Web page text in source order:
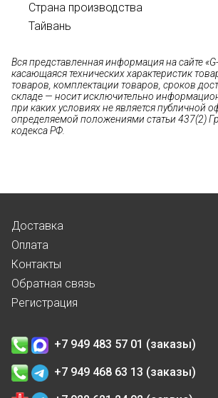
Страна производства
Тайвань
Вся представленная информация на сайте
касающаяся технических характеристик
товаров, комплектации товаров, сроков
складе — носит исключительно
при каких условиях не является публичной
определяемой положениями статьи 437(2)
кодекса РФ.
Доставка
Оплата
Контакты
Обратная связь
Регистрация
+7 949 483 57 01 (заказы)
+7 949 468 63 13 (заказы)